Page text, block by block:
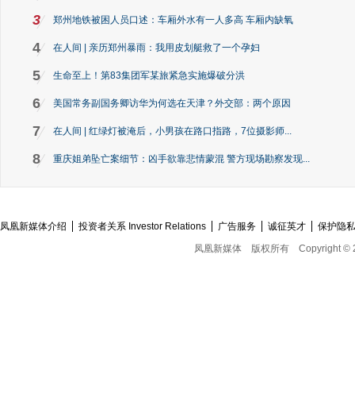
3 郑州地铁被困人员口述：车厢外水有一人多高 车厢内缺氧
4 在人间 | 亲历郑州暴雨：我用皮划艇救了一个孕妇
5 生命至上！第83集团军某旅紧急实施爆破分洪
6 美国常务副国务卿访华为何选在天津？外交部：两个原因
7 在人间 | 红绿灯被淹后，小男孩在路口指路，7位摄影师...
8 重庆姐弟坠亡案细节：凶手欲靠悲情蒙混 警方现场勘察发现...
凤凰新媒体介绍 投资者关系 Investor Relations 广告服务 诚征英才
保护隐
凤凰新媒体
版权所有 Copyright ©